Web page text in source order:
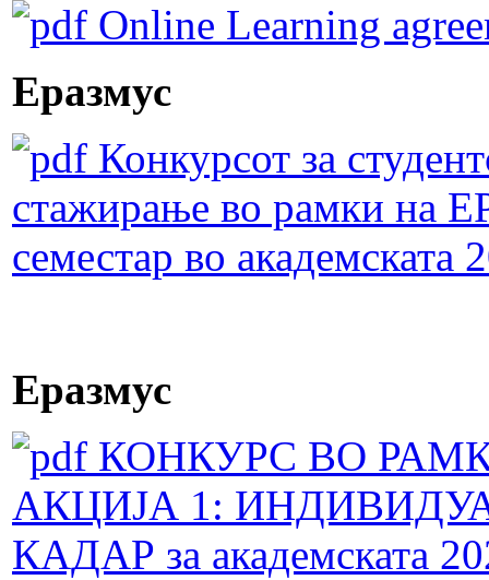
Online Learning
Еразмус
Конкурсот за
стажирање во рамки на
семестар во академската
Еразмус
КОНКУРС ВО
АКЦИЈА 1:
КАДАР за академската